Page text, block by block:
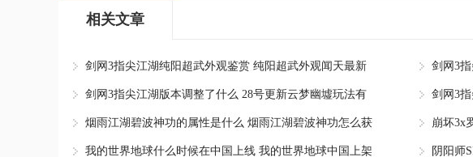
相关文章
剑网3指尖江湖纯阳超武外观鉴赏 纯阳超武外观闻天最新 剑网3
剑网3指尖江湖版本调整了什么 28号更新云梦幽墟玩法有 剑网3
烟雨江湖碧波神功的属性是什么 烟雨江湖碧波神功怎么获 崩坏3x
我的世界地球什么时候在中国上线 我的世界地球中国上架 阴阳师